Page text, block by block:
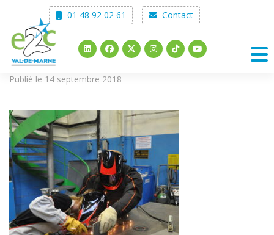
content
01 48 92 02 61 Contact
Publié le 14 septembre 2018